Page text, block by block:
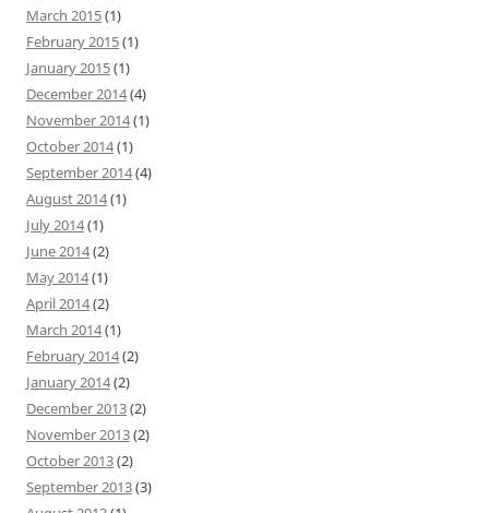
March 2015(1)
February 2015(1)
January 2015(1)
December 2014(4)
November 2014(1)
October 2014(1)
September 2014(4)
August 2014(1)
July 2014(1)
June 2014(2)
May 2014(1)
April 2014(2)
March 2014(1)
February 2014(2)
January 2014(2)
December 2013(2)
November 2013(2)
October 2013(2)
September 2013(3)